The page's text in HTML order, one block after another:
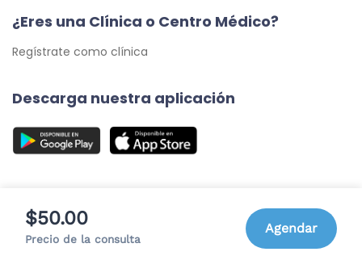
$50.00
Precio de la consulta
Agendar
¿Eres una Clínica o Centro Médico?
Regístrate como clínica
Descarga nuestra aplicación
© 2026 Cita Médica 24/7, C.A. - Todos los Derechos